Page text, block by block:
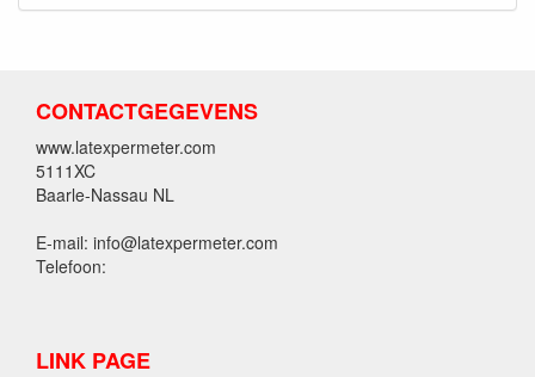
CONTACTGEGEVENS
www.latexpermeter.com
5111XC
Baarle-Nassau NL
E-mail: info@latexpermeter.com
Telefoon:
LINK PAGE